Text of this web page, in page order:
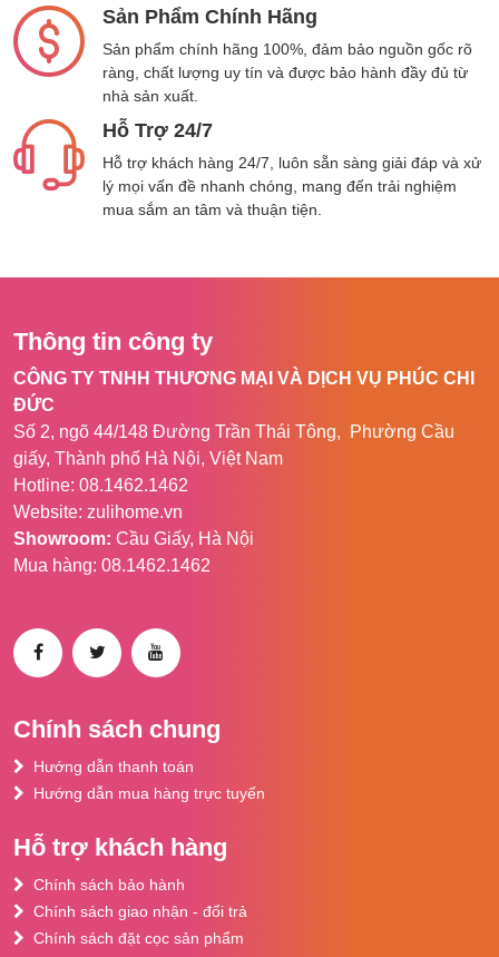
Sản Phẩm Chính Hãng
Sản phẩm chính hãng 100%, đảm bảo nguồn gốc rõ
ràng, chất lượng uy tín và được bảo hành đầy đủ từ
nhà sản xuất.
Hỗ Trợ 24/7
Hỗ trợ khách hàng 24/7, luôn sẵn sàng giải đáp và xử
lý mọi vấn đề nhanh chóng, mang đến trải nghiệm
mua sắm an tâm và thuận tiện.
Thông tin công ty
CÔNG TY TNHH THƯƠNG MẠI VÀ DỊCH VỤ PHÚC CHI
ĐỨC
Số 2, ngõ 44/148 Đường Trần Thái Tông, Phường Cầu
giấy, Thành phố Hà Nội, Việt Nam
Hotline: 08.1462.1462
Website: zulihome.vn
Showroom: Cầu Giấy, Hà Nội
Mua hàng: 08.1462.1462
Chính sách chung
Hướng dẫn thanh toán
Hướng dẫn mua hàng trực tuyến
Hỗ trợ khách hàng
Chính sách bảo hành
Chính sách giao nhận - đổi trả
Chính sách đặt cọc sản phẩm